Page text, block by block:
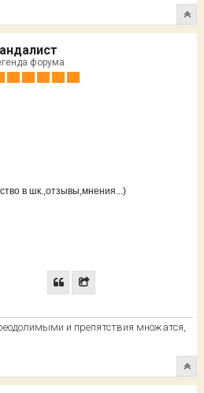
форума
в шк.,отзывы,мнения...)
и препятствия множатся,